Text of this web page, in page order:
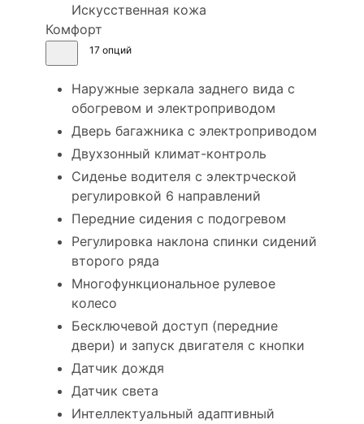
Искусственная кожа
Комфорт
17 опций
Наружные зеркала заднего вида с
обогревом и электроприводом
Дверь багажника с электроприводом
Двухзонный климат-контроль
Сиденье водителя с электрческой
регулировкой 6 направлений
Передние сидения с подогревом
Регулировка наклона спинки сидений
второго ряда
Многофункциональное рулевое
колесо
Бесключевой доступ (передние
двери) и запуск двигателя с кнопки
Датчик дождя
Датчик света
Интеллектуальный адаптивный